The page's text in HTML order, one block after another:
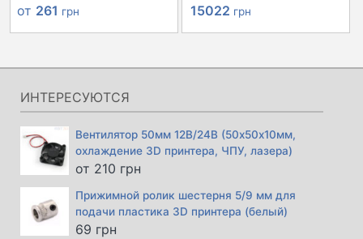
от 261 грн
Первоначальная
цена
составляла
15022 грн
цена:
15022 грн.
ИНТЕРЕСУЮТСЯ
Вентилятор 50мм 12В/24В (50х50х10мм,
охлаждение 3D принтера, ЧПУ, лазера)
от 210 грн
Прижимной ролик шестерня 5/9 мм для
подачи пластика 3D принтера (белый)
69 грн